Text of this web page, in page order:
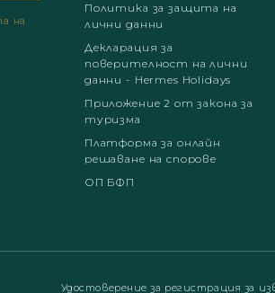
на
Политика за защита на
лични данни
Декларация за
поверителност на лични
данни - Hermes Holidays
Приложение 2 от закона за
туризма
Платформа за онлайн
решаване на спорове
ОП БФП
Удостоверение за регистрация за